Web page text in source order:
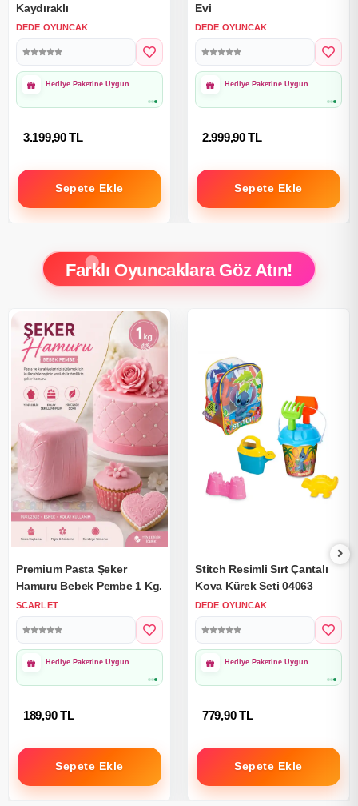
Kaydıraklı
DEDE OYUNCAK
Hediye Paketine Uygun
3.199,90 TL
Sepete Ekle
Evi
DEDE OYUNCAK
Hediye Paketine Uygun
2.999,90 TL
Sepete Ekle
Farklı Oyuncaklara Göz Atın!
Premium Pasta Şeker
Hamuru Bebek Pembe 1 Kg.
SCARLET
Hediye Paketine Uygun
189,90 TL
Sepete Ekle
Stitch Resimli Sırt Çantalı
Kova Kürek Seti 04063
DEDE OYUNCAK
Hediye Paketine Uygun
779,90 TL
Sepete Ekle